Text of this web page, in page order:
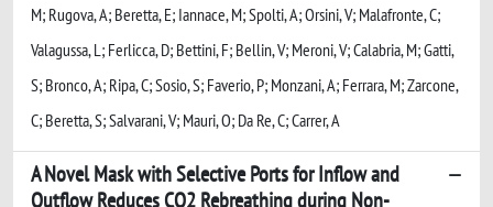
M; Rugova, A; Beretta, E; Iannace, M; Spolti, A; Orsini, V; Malafronte, C;
Valagussa, L; Ferlicca, D; Bettini, F; Bellin, V; Meroni, V; Calabria, M; Gatti,
S; Bronco, A; Ripa, C; Sosio, S; Faverio, P; Monzani, A; Ferrara, M; Zarcone,
C; Beretta, S; Salvarani, V; Mauri, O; Da Re, C; Carrer, A
A Novel Mask with Selective Ports for Inflow and
Outflow Reduces CO2 Rebreathing during Non-